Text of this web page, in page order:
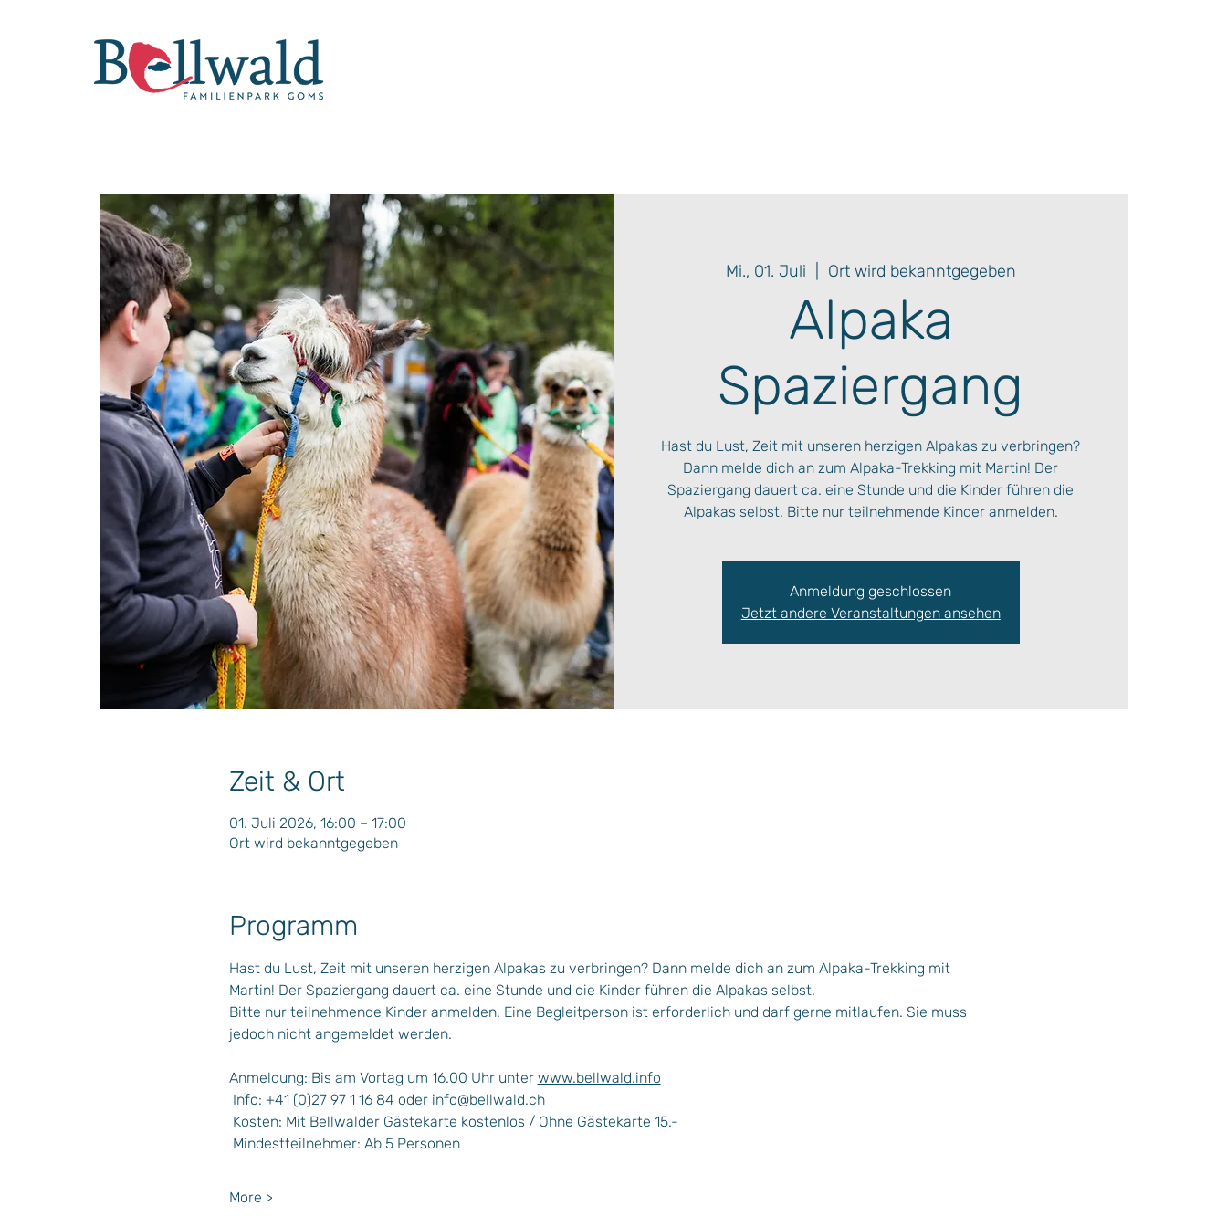
Mi., 01. Juli Ort wird bekanntgegeben
Alpaka
Spaziergang
Hast du Lust, Zeit mit unseren herzigen Alpakas zu verbringen?
Dann melde dich an zum Alpaka-Trekking mit Martin! Der
Spaziergang dauert ca. eine Stunde und die Kinder führen die
Alpakas selbst. Bitte nur teilnehmende Kinder anmelden.
Anmeldung geschlossen
Jetzt andere Veranstaltungen ansehen
Zeit & Ort
01. Juli 2026, 16:00 – 17:00
Ort wird bekanntgegeben
Programm
Hast du Lust, Zeit mit unseren herzigen Alpakas zu verbringen? Dann melde dich an zum Alpaka-Trekking mit
Martin! Der Spaziergang dauert ca. eine Stunde und die Kinder führen die Alpakas selbst.
Bitte nur teilnehmende Kinder anmelden. Eine Begleitperson ist erforderlich und darf gerne mitlaufen. Sie muss
jedoch nicht angemeldet werden.
Anmeldung: Bis am Vortag um 16.00 Uhr unter www.bellwald.info
Info: +41 (0)27 97 1 16 84 oder info@bellwald.ch
Kosten: Mit Bellwalder Gästekarte kostenlos / Ohne Gästekarte 15.-
Mindestteilnehmer: Ab 5 Personen
More >